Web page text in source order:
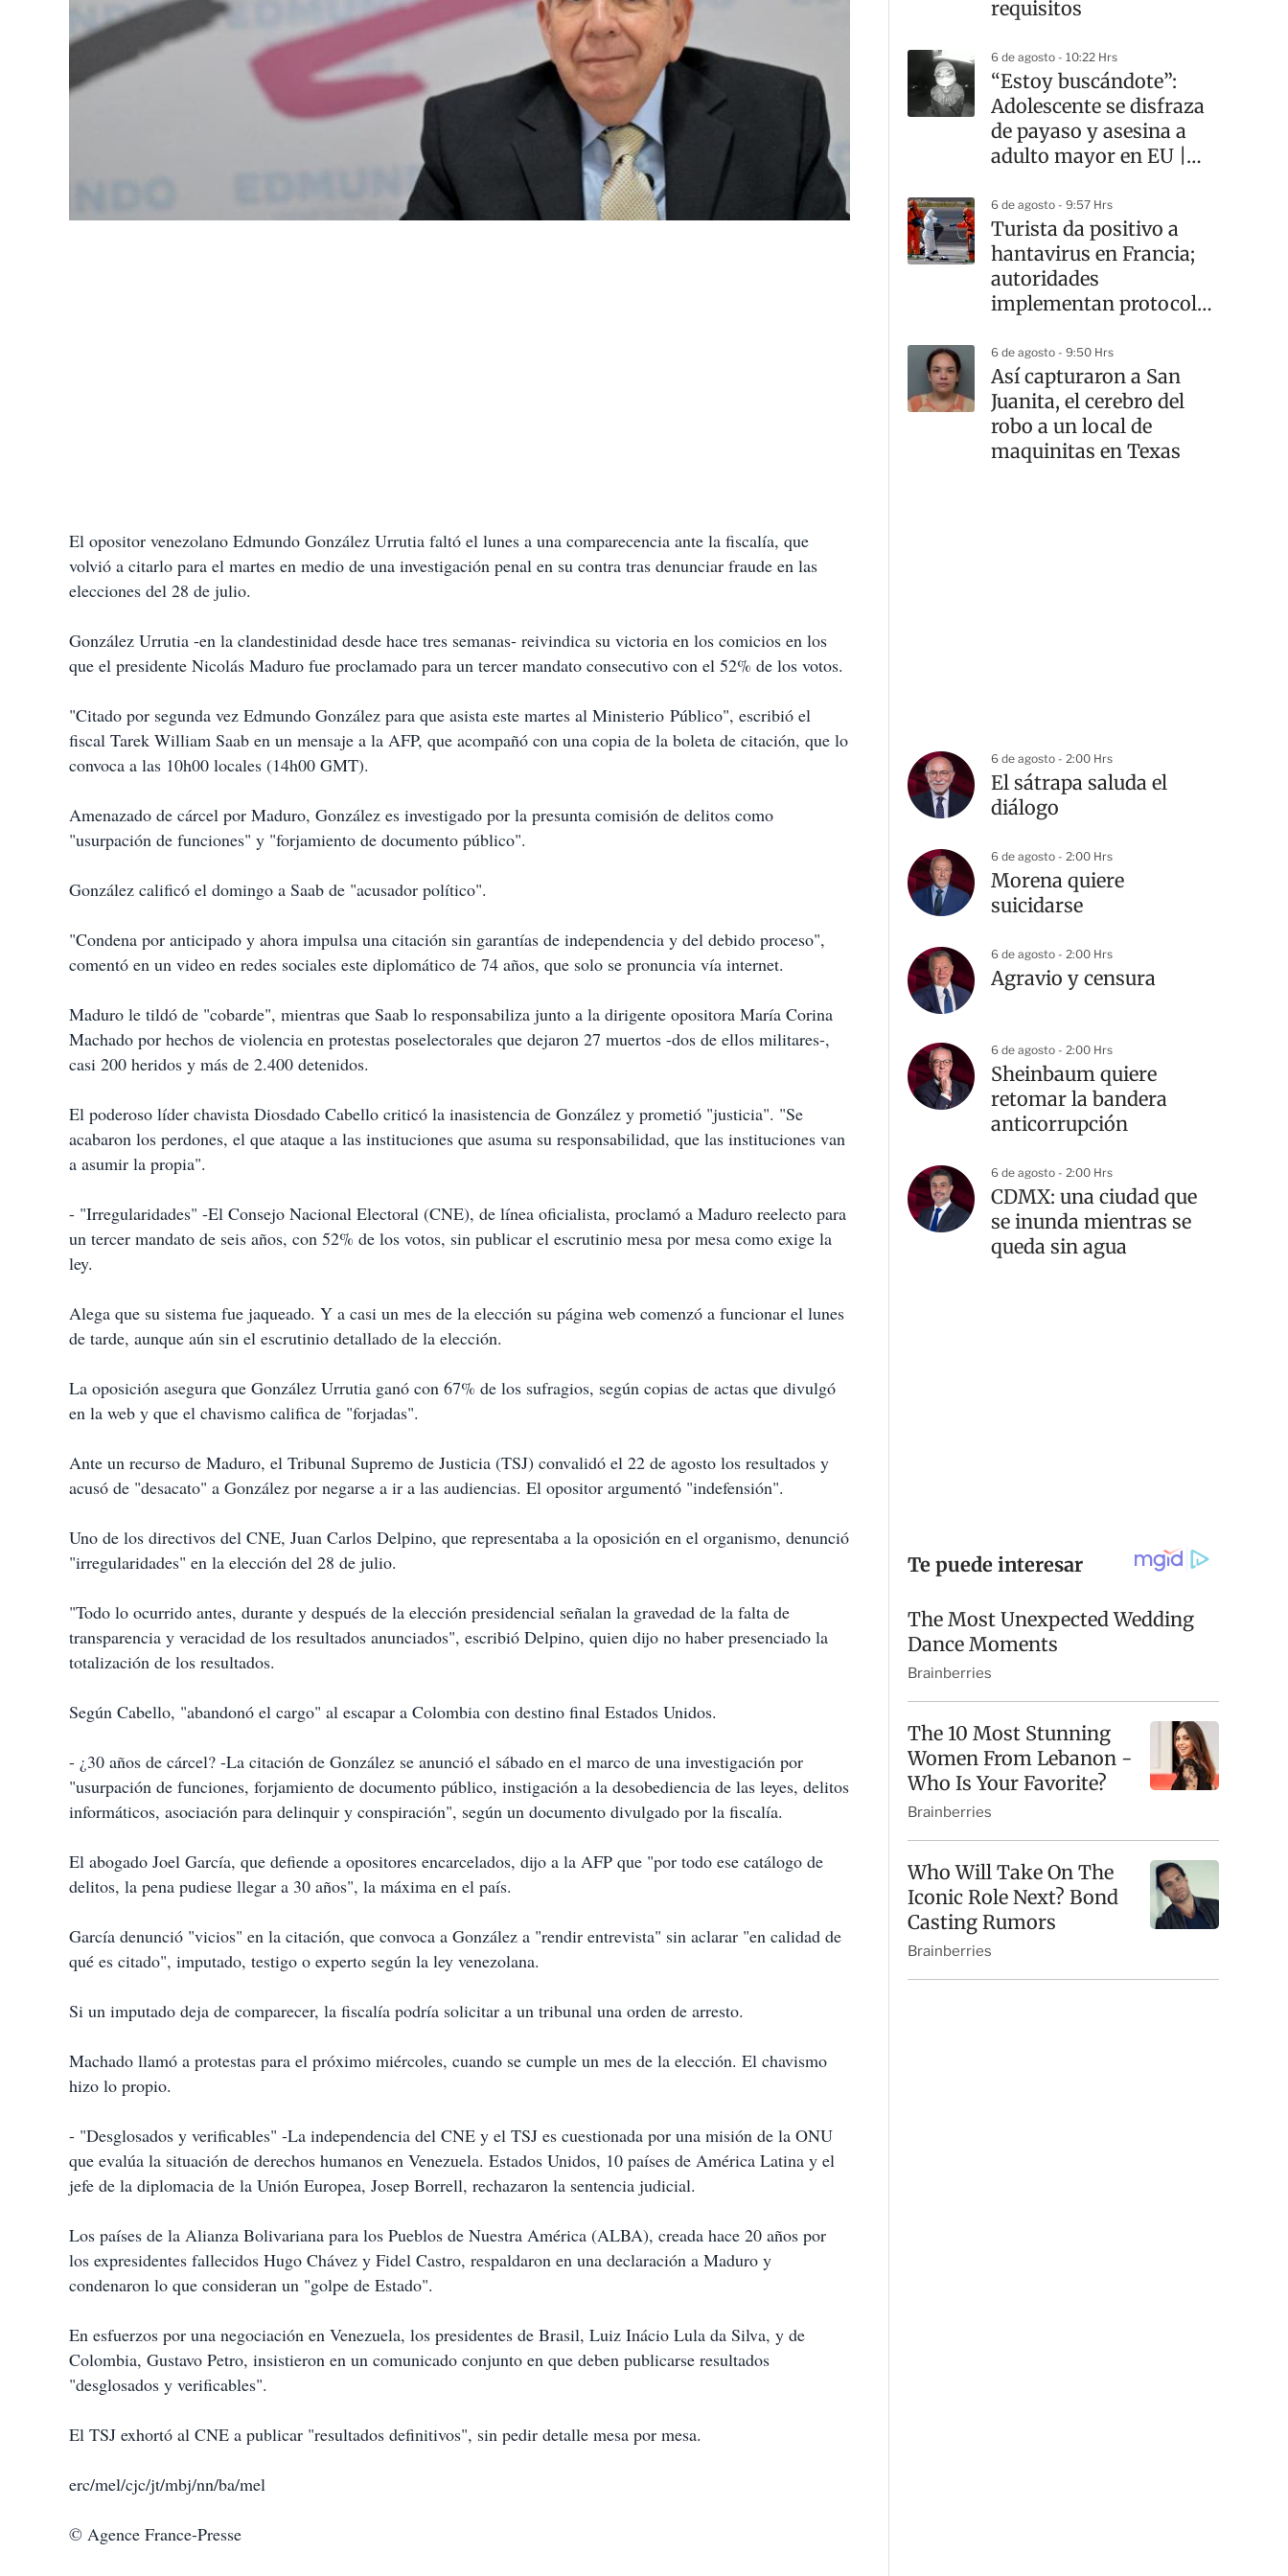
El opositor venezolano Edmundo González Urrutia faltó el lunes a una comparecencia ante la fiscalía, que
volvió a citarlo para el martes en medio de una investigación penal en su contra tras denunciar fraude en las
elecciones del 28 de julio.
González Urrutia -en la clandestinidad desde hace tres semanas- reivindica su victoria en los comicios en los
que el presidente Nicolás Maduro fue proclamado para un tercer mandato consecutivo con el 52% de los votos.
"Citado por segunda vez Edmundo González para que asista este martes al Ministerio Público", escribió el
fiscal Tarek William Saab en un mensaje a la AFP, que acompañó con una copia de la boleta de citación, que lo
convoca a las 10h00 locales (14h00 GMT).
Amenazado de cárcel por Maduro, González es investigado por la presunta comisión de delitos como
"usurpación de funciones" y "forjamiento de documento público".
González calificó el domingo a Saab de "acusador político".
"Condena por anticipado y ahora impulsa una citación sin garantías de independencia y del debido proceso",
comentó en un video en redes sociales este diplomático de 74 años, que solo se pronuncia vía internet.
Maduro le tildó de "cobarde", mientras que Saab lo responsabiliza junto a la dirigente opositora María Corina
Machado por hechos de violencia en protestas poselectorales que dejaron 27 muertos -dos de ellos militares-,
casi 200 heridos y más de 2.400 detenidos.
El poderoso líder chavista Diosdado Cabello criticó la inasistencia de González y prometió "justicia". "Se
acabaron los perdones, el que ataque a las instituciones que asuma su responsabilidad, que las instituciones van
a asumir la propia".
- "Irregularidades" -El Consejo Nacional Electoral (CNE), de línea oficialista, proclamó a Maduro reelecto para
un tercer mandato de seis años, con 52% de los votos, sin publicar el escrutinio mesa por mesa como exige la
ley.
Alega que su sistema fue jaqueado. Y a casi un mes de la elección su página web comenzó a funcionar el lunes
de tarde, aunque aún sin el escrutinio detallado de la elección.
La oposición asegura que González Urrutia ganó con 67% de los sufragios, según copias de actas que divulgó
en la web y que el chavismo califica de "forjadas".
Ante un recurso de Maduro, el Tribunal Supremo de Justicia (TSJ) convalidó el 22 de agosto los resultados y
acusó de "desacato" a González por negarse a ir a las audiencias. El opositor argumentó "indefensión".
Uno de los directivos del CNE, Juan Carlos Delpino, que representaba a la oposición en el organismo, denunció
"irregularidades" en la elección del 28 de julio.
"Todo lo ocurrido antes, durante y después de la elección presidencial señalan la gravedad de la falta de
transparencia y veracidad de los resultados anunciados", escribió Delpino, quien dijo no haber presenciado la
totalización de los resultados.
Según Cabello, "abandonó el cargo" al escapar a Colombia con destino final Estados Unidos.
- ¿30 años de cárcel? -La citación de González se anunció el sábado en el marco de una investigación por
"usurpación de funciones, forjamiento de documento público, instigación a la desobediencia de las leyes, delitos
informáticos, asociación para delinquir y conspiración", según un documento divulgado por la fiscalía.
El abogado Joel García, que defiende a opositores encarcelados, dijo a la AFP que "por todo ese catálogo de
delitos, la pena pudiese llegar a 30 años", la máxima en el país.
García denunció "vicios" en la citación, que convoca a González a "rendir entrevista" sin aclarar "en calidad de
qué es citado", imputado, testigo o experto según la ley venezolana.
Si un imputado deja de comparecer, la fiscalía podría solicitar a un tribunal una orden de arresto.
Machado llamó a protestas para el próximo miércoles, cuando se cumple un mes de la elección. El chavismo
hizo lo propio.
- "Desglosados y verificables" -La independencia del CNE y el TSJ es cuestionada por una misión de la ONU
que evalúa la situación de derechos humanos en Venezuela. Estados Unidos, 10 países de América Latina y el
jefe de la diplomacia de la Unión Europea, Josep Borrell, rechazaron la sentencia judicial.
Los países de la Alianza Bolivariana para los Pueblos de Nuestra América (ALBA), creada hace 20 años por
los expresidentes fallecidos Hugo Chávez y Fidel Castro, respaldaron en una declaración a Maduro y
condenaron lo que consideran un "golpe de Estado".
En esfuerzos por una negociación en Venezuela, los presidentes de Brasil, Luiz Inácio Lula da Silva, y de
Colombia, Gustavo Petro, insistieron en un comunicado conjunto en que deben publicarse resultados
"desglosados y verificables".
El TSJ exhortó al CNE a publicar "resultados definitivos", sin pedir detalle mesa por mesa.
erc/mel/cjc/jt/mbj/nn/ba/mel
© Agence France-Presse
requisitos
6 de agosto - 10:22 Hrs
“Estoy buscándote”:
Adolescente se disfraza
de payaso y asesina a
adulto mayor en EU |
6 de agosto - 9:57 Hrs
Turista da positivo a
hantavirus en Francia;
autoridades
implementan protocolos
6 de agosto - 9:50 Hrs
Así capturaron a San
Juanita, el cerebro del
robo a un local de
maquinitas en Texas
6 de agosto - 2:00 Hrs
El sátrapa saluda el
diálogo
6 de agosto - 2:00 Hrs
Morena quiere
suicidarse
6 de agosto - 2:00 Hrs
Agravio y censura
6 de agosto - 2:00 Hrs
Sheinbaum quiere
retomar la bandera
anticorrupción
6 de agosto - 2:00 Hrs
CDMX: una ciudad que
se inunda mientras se
queda sin agua